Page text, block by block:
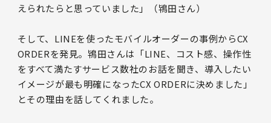
えられたらと思っていました」（鴇田さん）
そして、LINEを使ったモバイルオーダーの事例からCX
ORDERを発見。鴇田さんは「LINE、コスト感、操作性
をすべて満たすサービス数社のお話を聞き、導入したい
イメージが最も明確になったCX ORDERに決めました」
とその理由を話してくれました。